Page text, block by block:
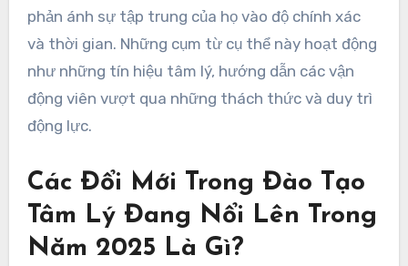
phản ánh sự tập trung của họ vào độ chính xác
và thời gian. Những cụm từ cụ thể này hoạt động
như những tín hiệu tâm lý, hướng dẫn các vận
động viên vượt qua những thách thức và duy trì
động lực.
Các Đổi Mới Trong Đào Tạo
Tâm Lý Đang Nổi Lên Trong
Năm 2025 Là Gì?